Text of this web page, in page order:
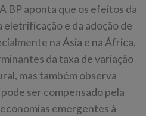
BP aponta que os efeitos da
e da adoção de
na Ásia e na África,
da taxa de variação
mas também observa
ser compensado pela
emergentes à